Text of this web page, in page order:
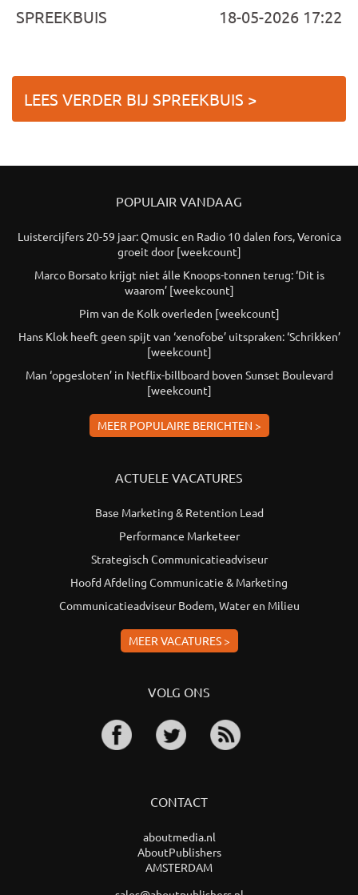
SPREEKBUIS 18-05-2026 17:22
LEES VERDER BIJ SPREEKBUIS >
POPULAIR VANDAAG
Luistercijfers 20-59 jaar: Qmusic en Radio 10 dalen fors, Veronica
groeit door [weekcount]
Marco Borsato krijgt niet álle Knoops-tonnen terug: ‘Dit is
waarom’ [weekcount]
Pim van de Kolk overleden [weekcount]
Hans Klok heeft geen spijt van ‘xenofobe’ uitspraken: ‘Schrikken’
[weekcount]
Man ‘opgesloten’ in Netflix-billboard boven Sunset Boulevard
[weekcount]
MEER POPULAIRE BERICHTEN >
ACTUELE VACATURES
Base Marketing & Retention Lead
Performance Marketeer
Strategisch Communicatieadviseur
Hoofd Afdeling Communicatie & Marketing
Communicatieadviseur Bodem, Water en Milieu
MEER VACATURES >
VOLG ONS
CONTACT
aboutmedia.nl
AboutPublishers
AMSTERDAM